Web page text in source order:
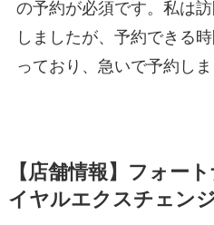
の予約が必須です。私は
しましたが、予約できる
っており、急いで予約しま
【店舗情報】フォー
イヤルエクスチェン